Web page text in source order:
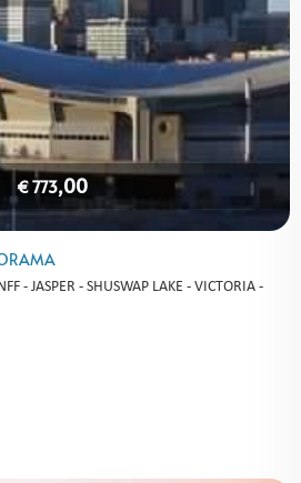
€ 773,00
- JASPER - SHUSWAP LAKE - VICTORIA -